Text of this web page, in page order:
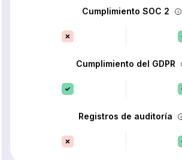
Cumplimiento SOC 2
Cumplimiento del GDPR
Registros de auditoría